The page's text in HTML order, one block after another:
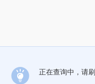
正在查询中，请